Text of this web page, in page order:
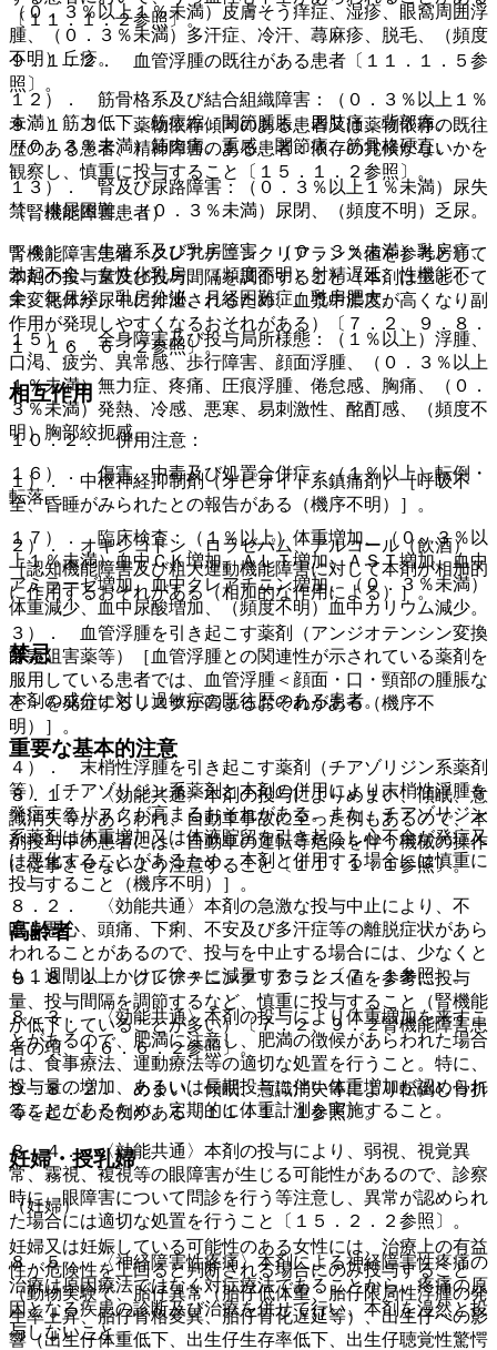
〔１１．１．２参照〕。
９．１．２． 血管浮腫の既往がある患者〔１１．１．５参
照〕。
９．１．３． 薬物依存傾向のある患者又は薬物依存の既往
歴のある患者、精神障害のある患者：依存の兆候がないかを
観察し、慎重に投与すること〔１５．１．２参照〕。
（腎機能障害患者）
腎機能障害患者：クレアチニンクリアランス値を参考として
本剤の投与量及び投与間隔を調節すること（本剤は主として
未変化体が尿中に排泄されるため、血漿中濃度が高くなり副
作用が発現しやすくなるおそれがある）〔７．２、９．８．
１、１６．６．２参照〕。
相互作用
１０．２． 併用注意：
１）． 中枢神経抑制剤（オピオイド系鎮痛剤）［呼吸不
全、昏睡がみられたとの報告がある（機序不明）］。
２）． オキシコドン、ロラゼパム、アルコール（飲酒）
［認知機能障害及び粗大運動機能障害に対して本剤が相加的
に作用するおそれがある（相加的な作用による）］。
３）． 血管浮腫を引き起こす薬剤（アンジオテンシン変換
酵素阻害薬等）［血管浮腫との関連性が示されている薬剤を
服用している患者では、血管浮腫＜顔面・口・頸部の腫脹な
ど＞を発症するリスクが高まるおそれがある（機序不
明）］。
４）． 末梢性浮腫を引き起こす薬剤（チアゾリジン系薬剤
等）［チアゾリジン系薬剤と本剤の併用により末梢性浮腫を
発症するリスクが高まるおそれがある。また、チアゾリジン
系薬剤は体重増加又は体液貯留を引き起こし心不全が発症又
は悪化することがあるため、本剤と併用する場合には慎重に
投与すること（機序不明）］。
高齢者
９．８．１． クレアチニンクリアランス値を参考に投与
量、投与間隔を調節するなど、慎重に投与すること（腎機能
が低下していることが多い）〔７．２、９．２腎機能障害患
者の項、１６．６．２参照〕。
９．８．２． めまい、傾眠、意識消失等により転倒し骨折
等を起こした例がある〔１１．１．１参照〕。
妊婦・授乳婦
（妊婦）
妊婦又は妊娠している可能性のある女性には、治療上の有益
性が危険性を上回ると判断される場合にのみ投与すること
（動物実験で、胎仔異常（胎仔低体重、胎仔限局性浮腫の発
生率上昇、胎仔骨格変異、胎仔骨化遅延等）、出生仔への影
響（出生仔体重低下、出生仔生存率低下、出生仔聴覚性驚愕
（０．３％以上１％未満）皮膚そう痒症、湿疹、眼窩周囲浮
腫、（０．３％未満）多汗症、冷汗、蕁麻疹、脱毛、（頻度
不明）丘疹。
１２）． 筋骨格系及び結合組織障害：（０．３％以上１％
未満）筋力低下、筋痙縮、関節腫脹、四肢痛、背部痛、
（０．３％未満）筋肉痛、重感、関節痛、筋骨格硬直。
１３）． 腎及び尿路障害：（０．３％以上１％未満）尿失
禁、排尿困難、（０．３％未満）尿閉、（頻度不明）乏尿。
１４）． 生殖系及び乳房障害：（０．３％未満）乳房痛、
勃起不全、女性化乳房、（頻度不明）射精遅延、性機能不
全、無月経、乳房分泌、月経困難症、乳房肥大。
１５）． 全身障害及び投与局所様態：（１％以上）浮腫、
口渇、疲労、異常感、歩行障害、顔面浮腫、（０．３％以上
１％未満）無力症、疼痛、圧痕浮腫、倦怠感、胸痛、（０．
３％未満）発熱、冷感、悪寒、易刺激性、酩酊感、（頻度不
明）胸部絞扼感。
１６）． 傷害、中毒及び処置合併症：（１％以上）転倒・
転落。
１７）． 臨床検査：（１％以上）体重増加、（０．３％以
上１％未満）血中ＣＫ増加、ＡＬＴ増加、ＡＳＴ増加、血中
アミラーゼ増加、血中クレアチニン増加、（０．３％未満）
体重減少、血中尿酸増加、（頻度不明）血中カリウム減少。
禁忌
本剤の成分に対し過敏症の既往歴のある患者。
重要な基本的注意
８．１． 〈効能共通〉本剤の投与によりめまい、傾眠、意
識消失等があらわれ、自動車事故に至った例もあるので、本
剤投与中の患者には、自動車の運転等危険を伴う機械の操作
に従事させないよう注意すること〔１１．１．１参照〕。
８．２． 〈効能共通〉本剤の急激な投与中止により、不
眠、悪心、頭痛、下痢、不安及び多汗症等の離脱症状があら
われることがあるので、投与を中止する場合には、少なくと
も１週間以上かけて徐々に減量すること〔７．１参照〕。
８．３． 〈効能共通〉本剤の投与により体重増加を来すこ
とがあるので、肥満に注意し、肥満の徴候があらわれた場合
は、食事療法、運動療法等の適切な処置を行うこと。特に、
投与量の増加、あるいは長期投与に伴い体重増加が認められ
ることがあるため、定期的に体重計測を実施すること。
８．４． 〈効能共通〉本剤の投与により、弱視、視覚異
常、霧視、複視等の眼障害が生じる可能性があるので、診察
時に、眼障害について問診を行う等注意し、異常が認められ
た場合には適切な処置を行うこと〔１５．２．２参照〕。
８．５． 〈神経障害性疼痛〉本剤による神経障害性疼痛の
治療は原因療法ではなく対症療法であることから、疼痛の原
因となる疾患の診断及び治療を併せて行い、本剤を漫然と投
与しないこと。